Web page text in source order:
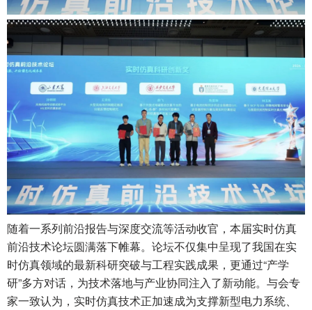
随着一系列前沿报告与深度交流等活动收官，本届实时仿真
前沿技术论坛圆满落下帷幕。论坛不仅集中呈现了我国在实
时仿真领域的最新科研突破与工程实践成果，更通过“产学
研”多方对话，为技术落地与产业协同注入了新动能。与会专
家一致认为，实时仿真技术正加速成为支撑新型电力系统、